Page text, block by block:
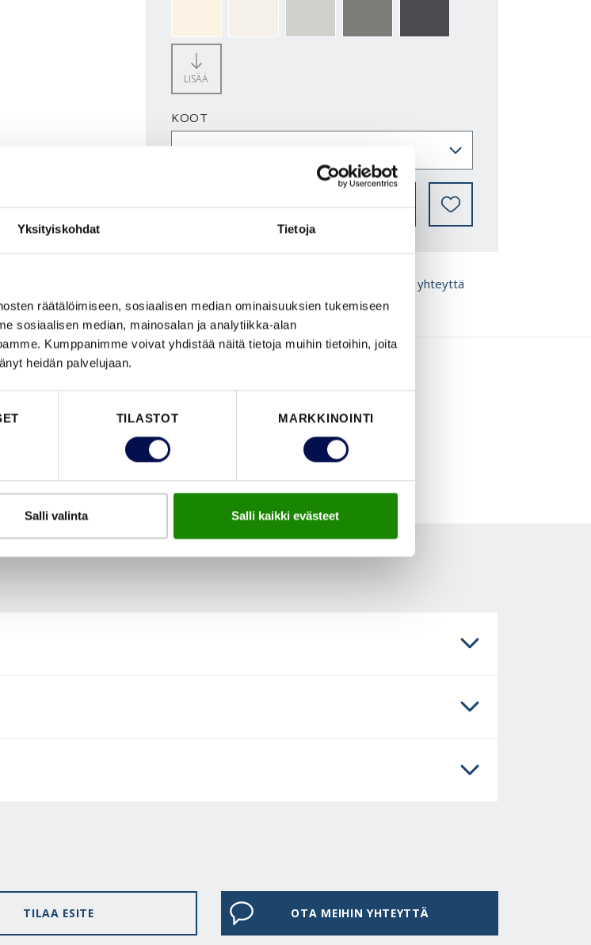
Yksityiskohdat Tietoja
räätälöimiseen, sosiaalisen median ominaisuuksien tukemiseen
sosiaalisen median, mainosalan ja analytiikka-alan
Kumppanimme voivat yhdistää näitä tietoja muihin tietoihin, joita
heidän palvelujaan.
TILASTOT MARKKINOINTI
Salli valinta Salli kaikki evästeet
LISÄÄ
KOOT
JÄLLEENMYYJÄT
Ota meihin yhteyttä
TILAA ESITE OTA MEIHIN YHTEYTTÄ